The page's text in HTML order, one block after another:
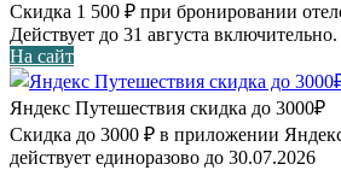
Скидка 1 500 ₽ при бронировании
Действует до 31 августа включительно.
На сайт
Яндекс Путешествия скидка до 3000₽
Скидка до 3000 ₽ в приложении
действует единоразово до 30.07.2026